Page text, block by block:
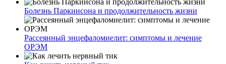
Болезнь Паркинсона и продолжительность жизни
Рассеянный энцефаломиелит: симптомы и лечение
ОРЭМ